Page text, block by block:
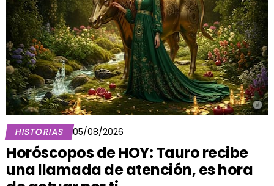
HISTORIAS 05/08/2026
Horóscopos de HOY: Tauro recibe
una llamada de atención, es hora